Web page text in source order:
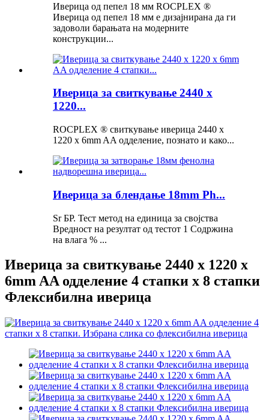
Иверица од пепел 18 мм ROCPLEX ®
Иверица од пепел 18 мм е дизајнирана да ги
задоволи барањата на модерните
конструкции...
Иверица за свиткување 2440 x
1220...
ROCPLEX ® свиткување иверица 2440 x
1220 x 6mm AA одделение, познато и како...
Иверица за блендање 18mm Ph...
Sr БР. Тест метод на единица за својства
Вредност на резултат од тестот 1 Содржина
на влага % ...
Иверица за свиткување 2440 x 1220 x
6mm AA одделение 4 стапки x 8 стапки
Флексибилна иверица